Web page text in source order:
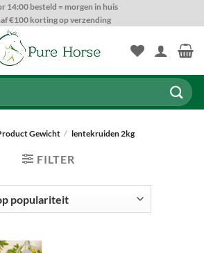
14:00 besteld = morgen in huis
€100 korting op verzending
Gewicht / lentekruiden 2kg
FILTER